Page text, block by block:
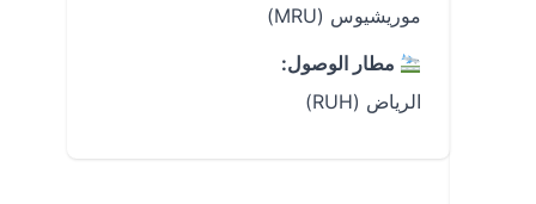
موريشيوس (MRU)
مطار الوصول:
الرياض (RUH)